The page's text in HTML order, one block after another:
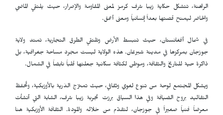
الراهنة، تتشكل حكاية زيبا شرف كرمز لمعنى المقاومة والإصرار، حيث يلتقي الماضي
والحاضر ليمنح قصتها بعداً إنسانياً ومعنى أعمق.
في شمال أفغانستان، حيث تنبسط الأرض وتلتقي الطرق التجارية، تمتد ولاية
جوزجان بمركزها في مدينة شبرغان. هذه الولاية ليست مجرد مساحة جغرافية، بل
ذاكرة حية للتاريخ والثقافة، وموطن لكثافة سكانية جعلتها قلباً نابضاً في الشمال.
ويشكل المجتمع لوحة من تنوع لغوي وثقافي، حيث تمتزج الدَرية بالأوزبكية، وتُحفظ
التقاليد بروح الضيافة وفي هذا السياق برزت تجربة زيبا شرف، الشابة التي أنشأت
معرضاً فنياً صغيراً في جوزجان، لتقدّم من خلاله والمودة. الثقافة الأوزبكية هنا